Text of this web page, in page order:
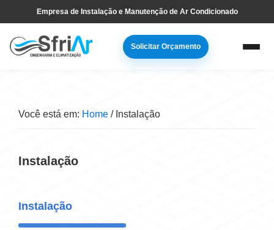
para
navegação
to
main
Empresa de Instalação e Manutenção de Ar Condicionado
Solicitar Orçamento
Você está em: Home /Instalação
Instalação
Instalação